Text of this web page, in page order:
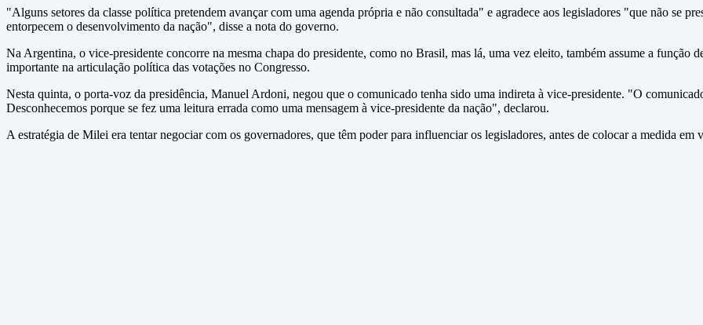
"Alguns setores da classe política pretendem avançar com uma agenda própria e não consultada" e agradece aos legisladores "que não se
entorpecem o desenvolvimento da nação", disse a nota do governo.
Na Argentina, o vice-presidente concorre na mesma chapa do presidente, como no Brasil, mas lá, uma vez eleito, também assume a função
importante na articulação política das votações no Congresso.
Nesta quinta, o porta-voz da presidência, Manuel Ardoni, negou que o comunicado tenha sido uma indireta à vice-presidente. "O
Desconhecemos porque se fez uma leitura errada como uma mensagem à vice-presidente da nação", declarou.
A estratégia de Milei era tentar negociar com os governadores, que têm poder para influenciar os legisladores, antes de colocar a medida em